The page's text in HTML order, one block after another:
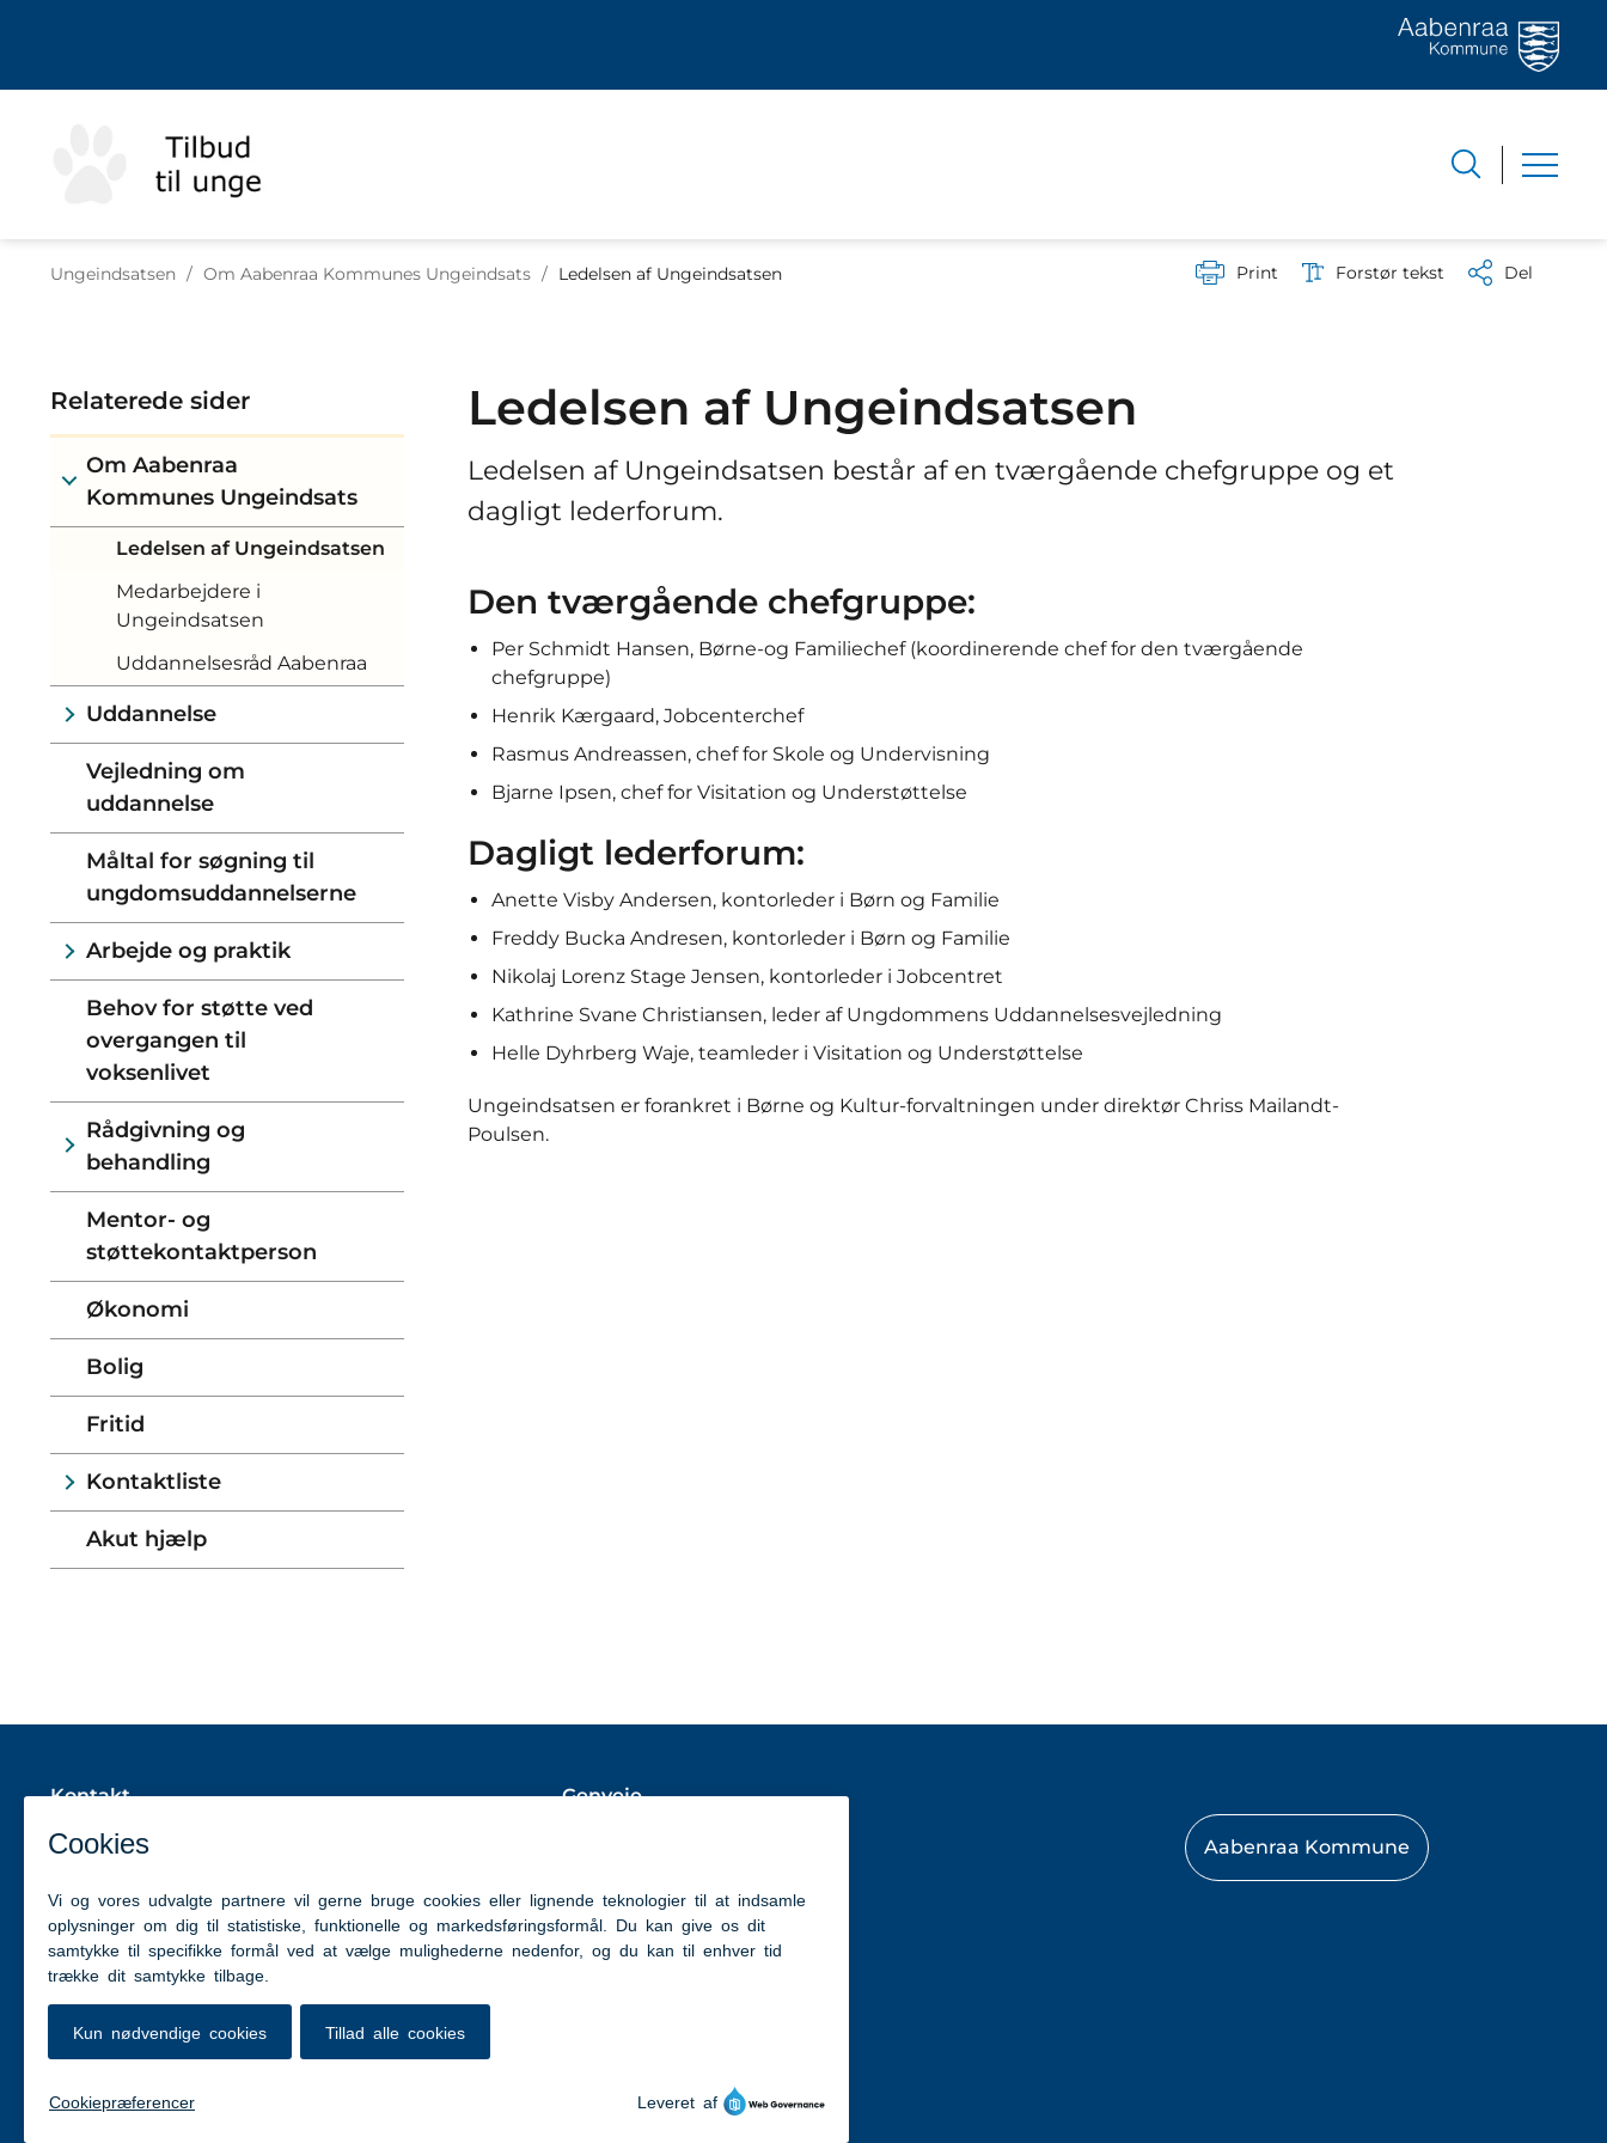
Ungeindsatsen / Tilbage til
Om Aabenraa Kommunes Ungeindsats / Ledelsen af Ungeindsatsen Print Forstør tekst Del
Relaterede sider
Om Aabenraa
Kommunes Ungeindsats
Ledelsen af Ungeindsatsen
Medarbejdere i
Ungeindsatsen
Uddannelsesråd Aabenraa
Uddannelse
Vejledning om
uddannelse
Måltal for søgning til
ungdomsuddannelserne
Arbejde og praktik
Behov for støtte ved
overgangen til
voksenlivet
Rådgivning og
behandling
Mentor- og
støttekontaktperson
Økonomi
Bolig
Fritid
Kontaktliste
Akut hjælp
Ledelsen af Ungeindsatsen
Ledelsen af Ungeindsatsen består af en tværgående chefgruppe og et
dagligt lederforum.
Den tværgående chefgruppe:
Per Schmidt Hansen, Børne-og Familiechef (koordinerende chef for den tværgående
chefgruppe)
Henrik Kærgaard, Jobcenterchef
Rasmus Andreassen, chef for Skole og Undervisning
Bjarne Ipsen, chef for Visitation og Understøttelse
Dagligt lederforum:
Anette Visby Andersen, kontorleder i Børn og Familie
Freddy Bucka Andresen, kontorleder i Børn og Familie
Nikolaj Lorenz Stage Jensen, kontorleder i Jobcentret
Kathrine Svane Christiansen, leder af Ungdommens Uddannelsesvejledning
Helle Dyhrberg Waje, teamleder i Visitation og Understøttelse
Ungeindsatsen er forankret i Børne og Kultur-forvaltningen under direktør Chriss Mailandt-
Poulsen.
Kontakt
Ungeindsatsen i Aabenraa Kommune
6200 Aabenraa
Tlf: 7376 7676 (Kommunens hovednummer)
Genveje
Aabenraa Kommune